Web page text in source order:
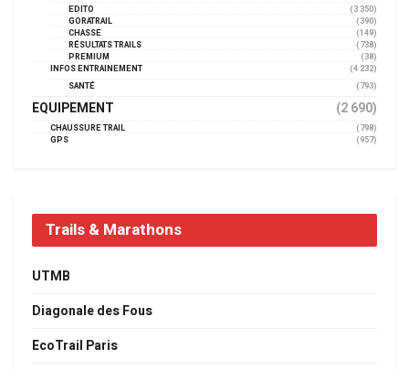
EDITO
(3 350)
GORATRAIL
(390)
CHASSE
(149)
RÉSULTATS TRAILS
(738)
PREMIUM
(38)
INFOS ENTRAINEMENT
(4 232)
SANTÉ
(793)
EQUIPEMENT (2 690)
CHAUSSURE TRAIL
(798)
GPS
(957)
Trails & Marathons
UTMB
Diagonale des Fous
EcoTrail Paris